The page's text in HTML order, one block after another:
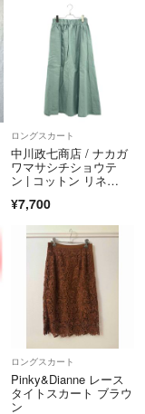
ロングスカート
中川政七商店 / ナカガ
ワマサシチショウテ
ン | コットン リネ
ト | ブルー | レディー
¥7,700
ロングスカート
Pinky&Dianne レース
タイトスカート ブラウ
ン